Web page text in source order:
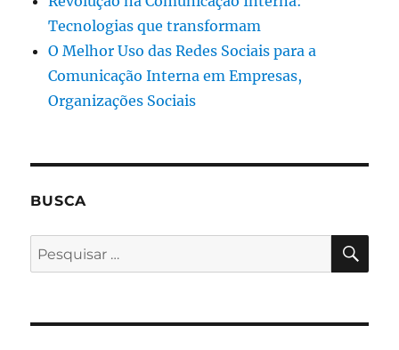
Tecnologias que transformam
O Melhor Uso das Redes Sociais para a
Comunicação Interna em Empresas,
Organizações Sociais
BUSCA
Pesquisar
por: